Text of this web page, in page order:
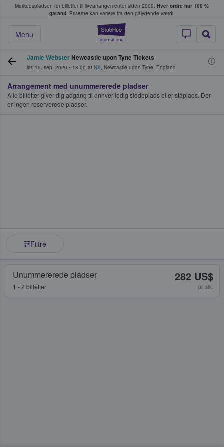
Markedspladsen for billetter til livearrangementer siden 2009. Hver ordre har 100 %
garanti. Priserne kan variere fra den pålydende værdi.
StubHub - Hvor
Menu
køber og sælger billetter
Jamie Webster Newcastle upon Tyne Tickets
lør. 19. sep. 2026 • 18.00 at NX, Newcastle upon Tyne, England
Arrangement med unummererede pladser
Alle billetter giver dig adgang til enhver ledig siddeplads eller ståplads. Der
er ingen reserverede pladser.
Filtre
Unummererede pladser
1 - 2 billetter
282 US$
pr. stk.